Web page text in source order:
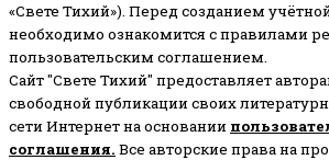
«Свете Тихий»). Перед созданием
необходимо ознакомится с правилами
пользовательским соглашением.
Сайт "Свете Тихий" предоставляет
свободной публикации своих
сети Интернет на основании
соглашения. Все авторские права на